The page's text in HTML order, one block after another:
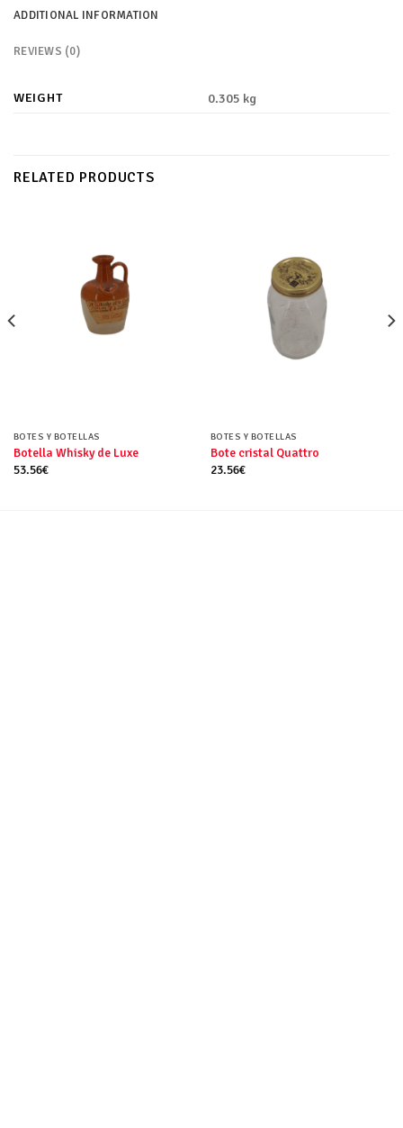
ADDITIONAL INFORMATION
REVIEWS (0)
WEIGHT 0.305 kg
RELATED PRODUCTS
BOTES Y BOTELLAS
Botella Whisky de Luxe
53.56€
BOTES Y BOTELLAS
Bote cristal Quattro
23.56€